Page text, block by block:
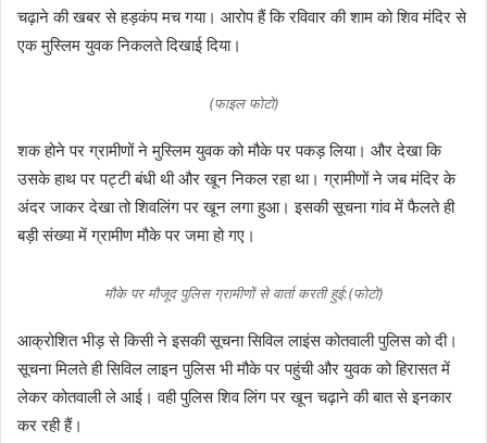
चढ़ाने की खबर से हड़कंप मच गया। आरोप हैं कि रविवार की शाम को शिव मंदिर से
एक मुस्लिम युवक निकलते दिखाई दिया।
(फाइल फोटो)
शक होने पर ग्रामीणों ने मुस्लिम युवक को मौके पर पकड़ लिया। और देखा कि
उसके हाथ पर पट्टी बंधी थी और खून निकल रहा था। ग्रामीणों ने जब मंदिर के
अंदर जाकर देखा तो शिवलिंग पर खून लगा हुआ। इसकी सूचना गांव में फैलते ही
बड़ी संख्या में ग्रामीण मौके पर जमा हो गए।
मौके पर मौजूद पुलिस ग्रामीणों से वार्ता करती हुई:(फोटो)
आक्रोशित भीड़ से किसी ने इसकी सूचना सिविल लाइंस कोतवाली पुलिस को दी।
सूचना मिलते ही सिविल लाइन पुलिस भी मौके पर पहुंची और युवक को हिरासत में
लेकर कोतवाली ले आई। वही पुलिस शिव लिंग पर खून चढ़ाने की बात से इनकार
कर रही हैं।